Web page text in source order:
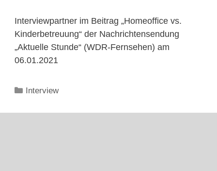
Interviewpartner im Beitrag „Homeoffice vs.
Kinderbetreuung“ der Nachrichtensendung
„Aktuelle Stunde“ (WDR-Fernsehen) am
06.01.2021
Kategorien
Interview